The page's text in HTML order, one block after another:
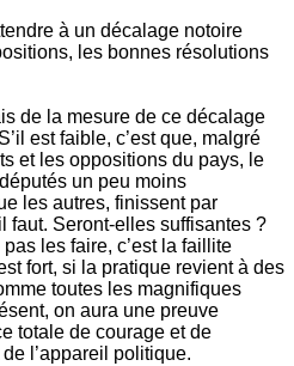
à un décalage notoire
les bonnes résolutions
de la mesure de ce décalage
est faible, c’est que, malgré
et les oppositions du pays, le
un peu moins
les autres, finissent par
faut. Seront-elles suffisantes ?
les faire, c’est la faillite
fort, si la pratique revient à des
toutes les magnifiques
on aura une preuve
totale de courage et de
l’appareil politique.